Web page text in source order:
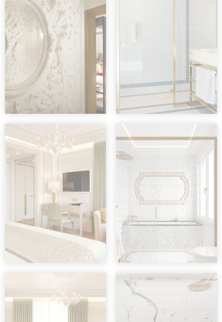
Voreinstellungen
Präferenz-Cookies ermöglichen es, die
Präferenzen des Benutzers für den nächsten
Besuch zu speichern. Sie könnten zum
Beispiel die Benutzersprache speichern.
Anbieter Zweck
D-edge
Remember user's
Cookie
Consent
consent on
Cookies and
consent Identifier.
_deCountryResp
D-edge
Cookie
Consent
Remember user's
consent on
Cookies and
consent Identifier.
_deCookiesConsentDeleteKey
D-edge
Cookie
Consent
Remember user's
consent on
Cookies and
consent Identifier.
Cookie
Consent
Remember user's
consent on
Cookies and
consent Identifier.